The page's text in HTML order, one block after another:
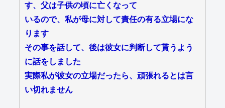
す、父は子供の頃に亡くなって
いるので、私が母に対して責任の有る立場にな
ります
その事を話して、後は彼女に判断して貰うよう
に話をしました
実際私が彼女の立場だったら、頑張れるとは言
い切れません